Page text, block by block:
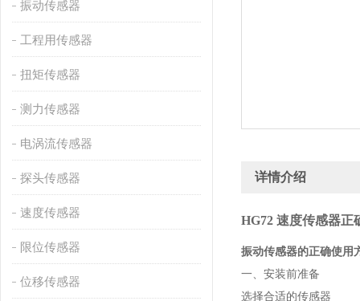
振动传感器
工程用传感器
扭矩传感器
测力传感器
电涡流传感器
探头传感器
速度传感器
限位传感器
位移传感器
详情介绍
HG72 速度传感器正
振动传感器的正确使用
一、安装前准备
选择合适的传感器